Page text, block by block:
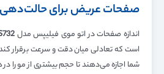
صفحات عریض برای حالت‌دهی
اندازه صفحات در اتو موی فیلیپس مدل
است که تعادلی میان دقت و سرعت برقرار
شما اجازه می‌دهند تا حجم بیشتری از مو را